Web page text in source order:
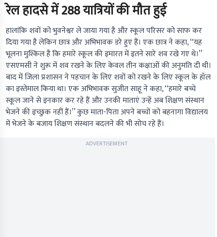
रेल हादसे में 288 यात्रियों की मौत हुई
हालांकि शवों को भुवनेश्वर ले जाया गया है और स्कूल परिसर को साफ कर
दिया गया है लेकिन छात्र और अभिभावक डरे हुए हैं। एक छात्र ने कहा, ‘‘यह
भूलना मुश्किल है कि हमारे स्कूल की इमारत में इतने सारे शव रखे गए थे।’’
एसएमसी ने शुरू में शव रखने के लिए केवल तीन कक्षाओं की अनुमति दी थी।
बाद में जिला प्रशासन ने पहचान के लिए शवों को रखने के लिए स्कूल के हॉल
का इस्तेमाल किया था। एक अभिभावक सुजीत साहू ने कहा, ‘‘हमारे बच्चे
स्कूल जाने से इनकार कर रहे हैं और उनकी माताएं उन्हें अब शिक्षण संस्थान
भेजने की इच्छुक नहीं हैं।’’ कुछ माता-पिता अपने बच्चों को बहनागा विद्यालय
में भेजने के बजाय शिक्षण संस्थान बदलने की भी सोच रहे हैं।
ADVERTISEMENT